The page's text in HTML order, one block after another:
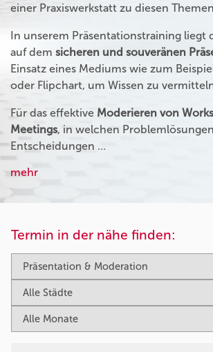
einer Praxiswerkstatt zu diesen
In unserem Präsentationstraining liegt
auf dem sicheren und souveränen
Einsatz eines Mediums wie zum
oder Flipchart, um Wissen zu
Für das effektive Moderieren von
Meetings, in welchen
Entscheidungen …
mehr
Termin in der nähe finden: